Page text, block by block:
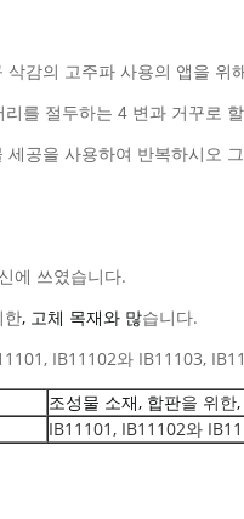
감의 고주파 사용의 앱을 위
를 절두하는 4 변과 거꾸로
공을 사용하여 반복하시오
에 쓰였습니다.
한, 고체 목재와 많습니다.
IB11102와 IB11103,
조성물 소재, 합판을 위한
IB11101, IB11102와